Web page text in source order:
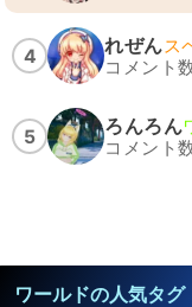
4 れぜんス
コメント
5 ろんろん
コメント
ワールドの人気タグ